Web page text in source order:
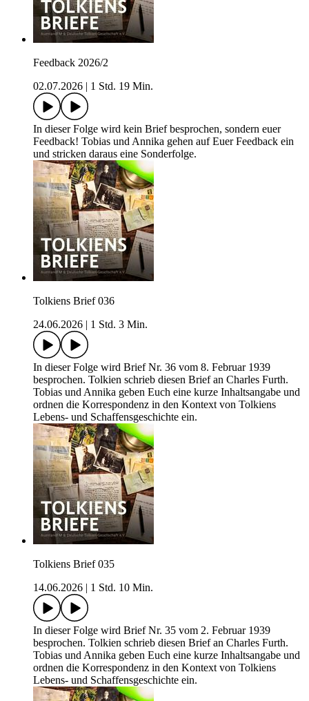
Feedback 2026/2
02.07.2026
1 Std. 19 Min.
In dieser Folge wird kein Brief besprochen, sondern euer
Feedback! Tobias und Annika gehen auf Euer Feedback ein
und stricken daraus eine Sonderfolge.
Tolkiens Brief 036
24.06.2026
1 Std. 3 Min.
In dieser Folge wird Brief Nr. 36 vom 8. Februar 1939
besprochen. Tolkien schrieb diesen Brief an Charles Furth.
Tobias und Annika geben Euch eine kurze Inhaltsangabe und
ordnen die Korrespondenz in den Kontext von Tolkiens
Lebens- und Schaffensgeschichte ein.
Tolkiens Brief 035
14.06.2026
1 Std. 10 Min.
In dieser Folge wird Brief Nr. 35 vom 2. Februar 1939
besprochen. Tolkien schrieb diesen Brief an Charles Furth.
Tobias und Annika geben Euch eine kurze Inhaltsangabe und
ordnen die Korrespondenz in den Kontext von Tolkiens
Lebens- und Schaffensgeschichte ein.